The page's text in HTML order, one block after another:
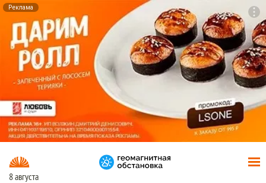
Реклама
8 августа